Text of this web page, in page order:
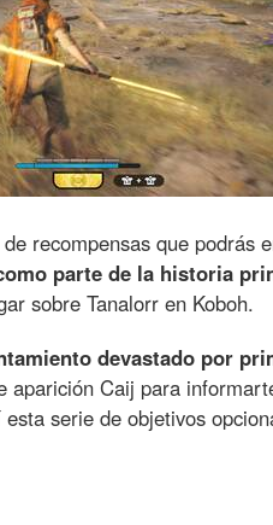
de recompensas que podrás
parte de la historia
sobre Tanalorr en Koboh.
devastado por
aparición Caij para
serie de objetivos